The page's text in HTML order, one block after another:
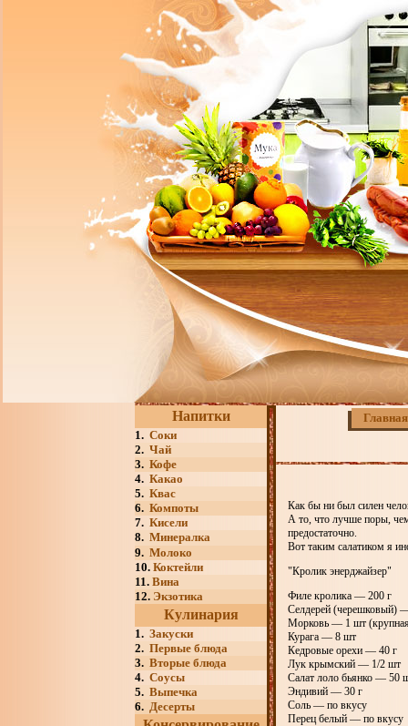
Напитки
1. Соки
2. Чай
3. Кофе
4. Какао
5. Квас
6. Компоты
7. Кисели
8. Минералка
9. Молоко
10. Коктейли
11. Вина
12. Экзотика
Кулинария
1. Закуски
2. Первые блюда
3. Вторые блюда
4. Соусы
5. Выпечка
6. Десерты
Главная
Как бы ни был силен
А то, что лучше поры,
предостаточно.
Вот таким салатиком я
"Кролик энерджайзер"
Филе кролика — 200 г
Селдерей (черешковый)
Морковь — 1 шт
Курага — 8 шт
Кедровые орехи — 40 г
Лук крымский — 1/2 шт
Салат лоло бьянко — 50
Эндивий — 30 г
Соль — по вкусу
Перец белый — по вкусу